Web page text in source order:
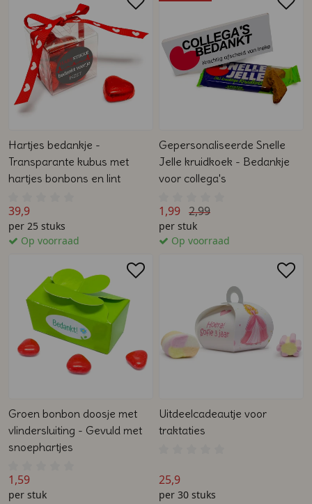
Hartjes bedankje -
Transparante kubus met
hartjes bonbons en lint
39,9
per 25 stuks
Op voorraad
Gepersonaliseerde Snelle
Jelle kruidkoek - Bedankje
voor collega's
1,99 2,99
per stuk
Op voorraad
Groen bonbon doosje met
vlindersluiting - Gevuld met
snoephartjes
1,59
per stuk
Uitdeelcadeautje voor
traktaties
25,9
per 30 stuks